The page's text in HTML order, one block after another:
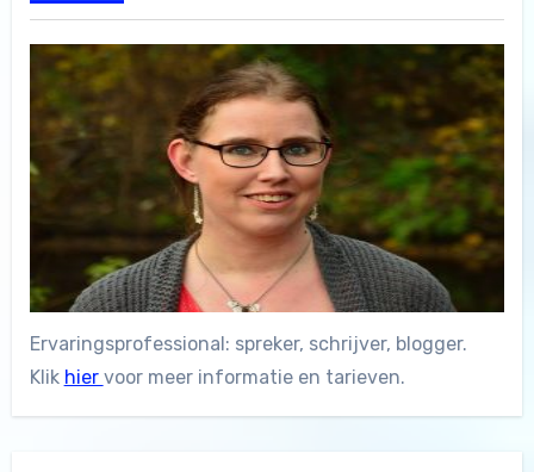
Ervaringsprofessional: spreker, schrijver, blogger.
Klik hier voor meer informatie en tarieven.